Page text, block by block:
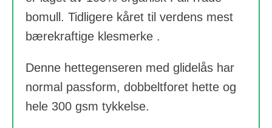
bomull. Tidligere kåret til verdens mest
bærekraftige klesmerke .
Denne hettegenseren med glidelås har
normal passform, dobbeltforet hette og
hele 300 gsm tykkelse.